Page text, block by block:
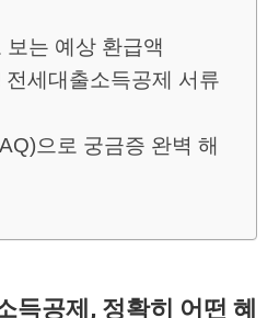
보는 예상 환급액
세대출소득공제 서류
으로 궁금증 완벽 해
득공제, 정확히 어떤 혜